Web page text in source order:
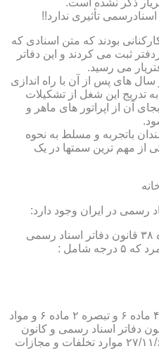
ذکر نشده است.
تأثیری ندارد!!
بودند که متن اسنادی که
ثبت می کردند و این دفاتر
می رسید.
سال های ۱۳۹۲ تا سال ۱۳۹۵ و سال های پس از آن با راه اندازی
تدریج این شغل از تشکیلات
آن از اپراتور های ماهر و
باتجربه و مسلط به نحوه
از مهم ترین سمتها در یک
رسمی در ایران وجود دارد:
۱-مسئولیت انتظامی و اداری ماده ۳۸ قانون دفاتر اسناد رسمی
شامل :
و طبق ماده ۲۹ آئین نامه های بند ۴ ماده ۶ و تبصره ۲ ماده ۶ و مواد
۱۹-۲۰-۲۴-۲۸-۳۷ و ۵۳ قانون دفاتر اسناد رسمی و کانون
سردفتران و دفتریاران مصوب ۲۷/۱۱/۶۰ موارد تخلفات و مجازات